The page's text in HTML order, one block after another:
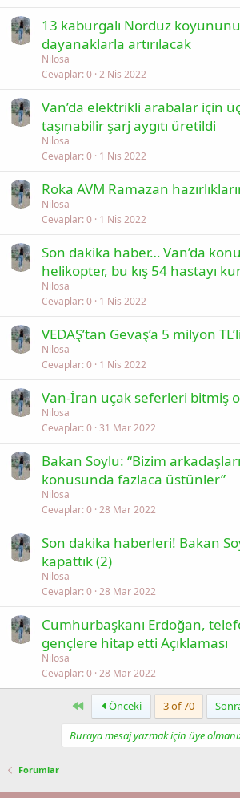
13 kaburgalı Norduz
dayanaklarla artırılacak
Nilosa
Cevaplar 0 2 Nis 2022
Van’da elektrikli arabalar için
taşınabilir şarj aygıtı üretildi
Nilosa
Cevaplar 0 1 Nis 2022
Roka AVM Ramazan
Nilosa
Cevaplar 0 1 Nis 2022
Son dakika haber… Van’da
helikopter, bu kış 54 hastayı
Nilosa
Cevaplar 0 1 Nis 2022
VEDAŞ’tan Gevaş’a 5 milyon
Nilosa
Cevaplar 0 1 Nis 2022
Van-İran uçak seferleri bitmiş
Nilosa
Cevaplar 0 31 Mar 2022
Bakan Soylu: “Bizim
konusunda fazlaca üstünler”
Nilosa
Cevaplar 0 28 Mar 2022
Son dakika haberleri! Bakan
kapattık (2)
Nilosa
Cevaplar 0 28 Mar 2022
Cumhurbaşkanı Erdoğan,
gençlere hitap etti Açıklaması
Nilosa
Cevaplar 0 28 Mar 2022
First Önceki 3 of 70
Buraya mesaj yazmak için üye
Forumlar